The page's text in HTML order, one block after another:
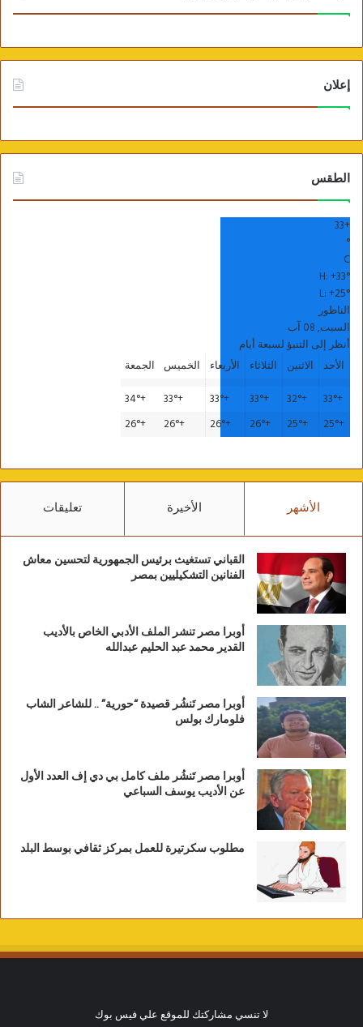
إعلان
الطقس
+
33
°
C
H:+33°
L:+25°
الناظور
السبت, 08 آب
أنظر إلى التنبؤ لسبعة أيام
الأحد
الاثنين الثلاثاء الأربعاء الخميس الجمعة
+
33°
+
32°
+
33°
+
33°
+
33°
+
34°
+
25°
+
25°
+
26°
+
26°
+
26°
+
26°
الأشهر الأخيرة تعليقات
القباني تستغيث برئيس الجمهورية لتحسين معاش
الفنانين التشكيليين بمصر
أوبرا مصر تنشر الملف الأدبي الخاص بالأديب
القدير محمد عبد الحليم عبدالله
أوبرا مصر تَنشُر قصيدة “حورية” .. للشاعر الشاب
فلومارك بولس
أوبرا مصر تَنشُر ملف كامل بي دي إف العدد الأول
عن الأديب يوسف السباعي
مطلوب سكرتيرة للعمل بمركز ثقافي بوسط البلد
لا تنسي مشاركتك للموقع علي فيس بوك